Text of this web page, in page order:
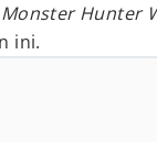
Monster Hunter
ini.